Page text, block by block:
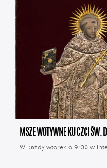
MSZE WOTYWNE KU CZCI ŚW.
W każdy wtorek o 9:00 w